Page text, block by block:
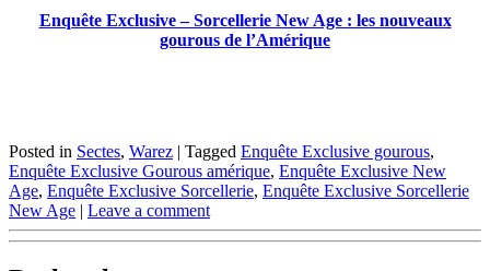
Enquête Exclusive – Sorcellerie New Age : les nouveaux
gourous de l’Amérique
Posted in Sectes, Warez | Tagged Enquête Exclusive gourous,
Enquête Exclusive Gourous amérique, Enquête Exclusive New
Age, Enquête Exclusive Sorcellerie, Enquête Exclusive Sorcellerie
New Age | Leave a comment